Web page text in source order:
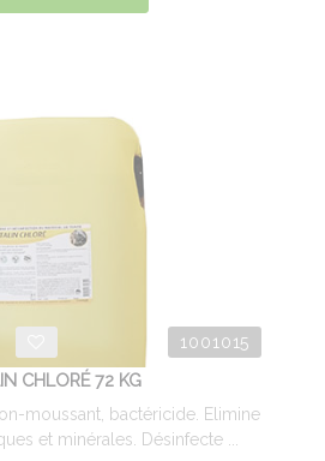
1001015
CHLORÉ 72 KG
moussant, bactéricide. Elimine
et minérales. Désinfecte ...